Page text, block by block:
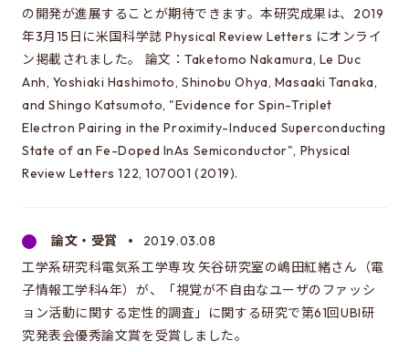
の開発が進展することが期待できます。本研究成果は、2019
年3月15日に米国科学誌 Physical Review Letters にオンライ
ン掲載されました。 論文：Taketomo Nakamura, Le Duc
Anh, Yoshiaki Hashimoto, Shinobu Ohya, Masaaki Tanaka,
and Shingo Katsumoto, "Evidence for Spin-Triplet
Electron Pairing in the Proximity-Induced Superconducting
State of an Fe-Doped InAs Semiconductor", Physical
Review Letters 122, 107001 (2019).
論文・受賞
2019.03.08
工学系研究科電気系工学専攻 矢谷研究室の嶋田紅緒さん（電
子情報工学科4年）が、「視覚が不自由なユーザのファッシ
ョン活動に関する定性的調査」に関する研究で第61回UBI研
究発表会優秀論文賞を受賞しました。